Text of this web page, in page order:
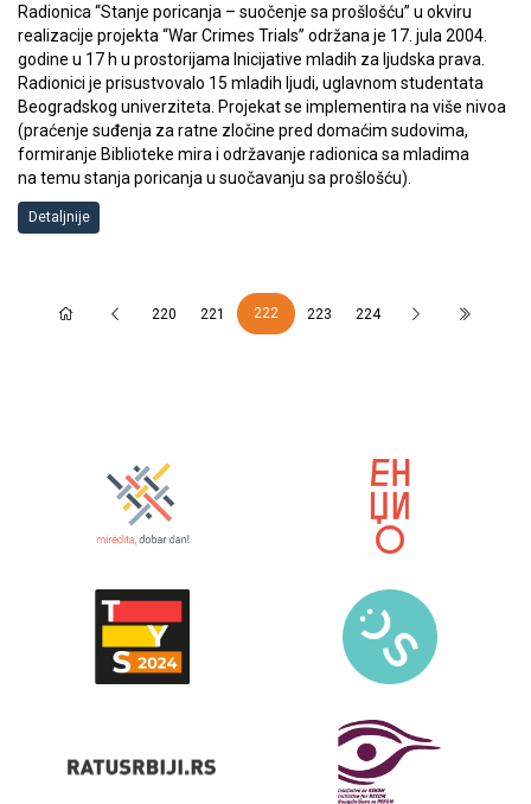
Radionica “Stanje poricanja – suočenje sa prošlošću” u okviru
realizacije projekta “War Crimes Trials” održana je 17. jula 2004.
godine u 17 h u prostorijama Inicijative mladih za ljudska prava.
Radionici je prisustvovalo 15 mladih ljudi, uglavnom studentata
Beogradskog univerziteta. Projekat se implementira na više nivoa
(praćenje suđenja za ratne zločine pred domaćim sudovima,
formiranje Biblioteke mira i održavanje radionica sa mladima
na temu stanja poricanja u suočavanju sa prošlošću).
Detaljnije
220 221 222 223 224